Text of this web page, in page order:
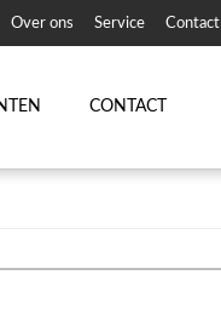
Over ons Service Contact
CONTACT